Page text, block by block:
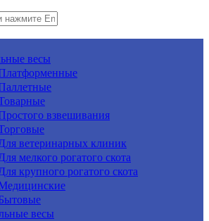
весы
взвешивания
Для ветеринарных клиник
Для мелкого рогатого скота
Для крупного рогатого скота
весы